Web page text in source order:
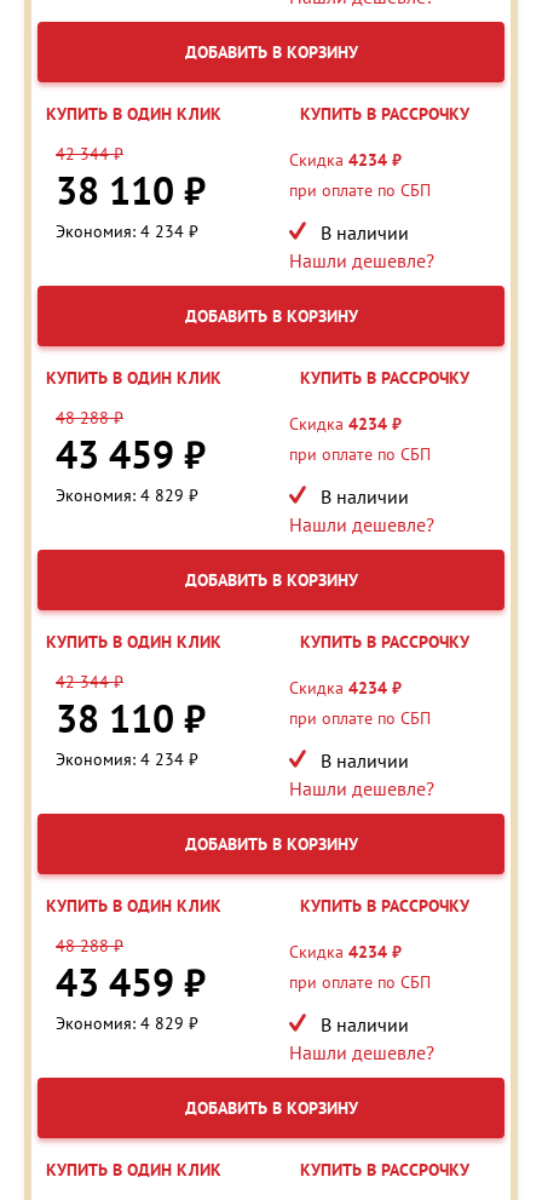
ДОБАВИТЬ В КОРЗИНУ
КУПИТЬ В ОДИН КЛИК
КУПИТЬ В РАССРОЧКУ
42 344 ₽
38 110 ₽
Экономия: 4 234 ₽
Скидка 4234 ₽
при оплате по СБП
В наличии
Нашли дешевле?
ДОБАВИТЬ В КОРЗИНУ
КУПИТЬ В ОДИН КЛИК
КУПИТЬ В РАССРОЧКУ
48 288 ₽
43 459 ₽
Экономия: 4 829 ₽
Скидка 4234 ₽
при оплате по СБП
В наличии
Нашли дешевле?
ДОБАВИТЬ В КОРЗИНУ
КУПИТЬ В ОДИН КЛИК
КУПИТЬ В РАССРОЧКУ
42 344 ₽
38 110 ₽
Экономия: 4 234 ₽
Скидка 4234 ₽
при оплате по СБП
В наличии
Нашли дешевле?
ДОБАВИТЬ В КОРЗИНУ
КУПИТЬ В ОДИН КЛИК
КУПИТЬ В РАССРОЧКУ
48 288 ₽
43 459 ₽
Экономия: 4 829 ₽
Скидка 4234 ₽
при оплате по СБП
В наличии
Нашли дешевле?
ДОБАВИТЬ В КОРЗИНУ
КУПИТЬ В ОДИН КЛИК
КУПИТЬ В РАССРОЧКУ